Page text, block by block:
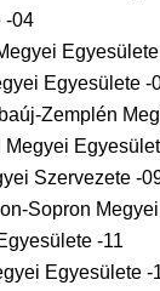
-04
Egyesülete -
Zemplén
Szervezete -
Sopron
-11
Egyesülete -